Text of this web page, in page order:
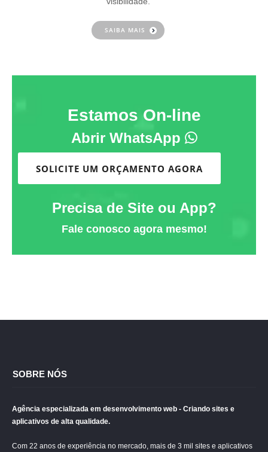
SAIBA MAIS
Estamos On-line
Abrir WhatsApp
SOLICITE UM ORÇAMENTO AGORA
Precisa de Site ou App?
Fale conosco agora mesmo!
SOBRE NÓS
Agência especializada em desenvolvimento web - Criando sites e
aplicativos de alta qualidade.
Com 22 anos de experiência no mercado, mais de 3 mil sites e aplicativos